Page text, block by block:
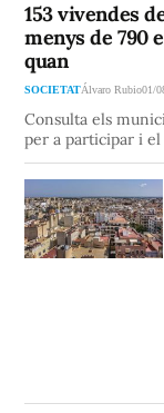
153 vivendes
menys de 790
quan
SOCIETATÁlvaro Rubio01/
Consulta els
per a participar i